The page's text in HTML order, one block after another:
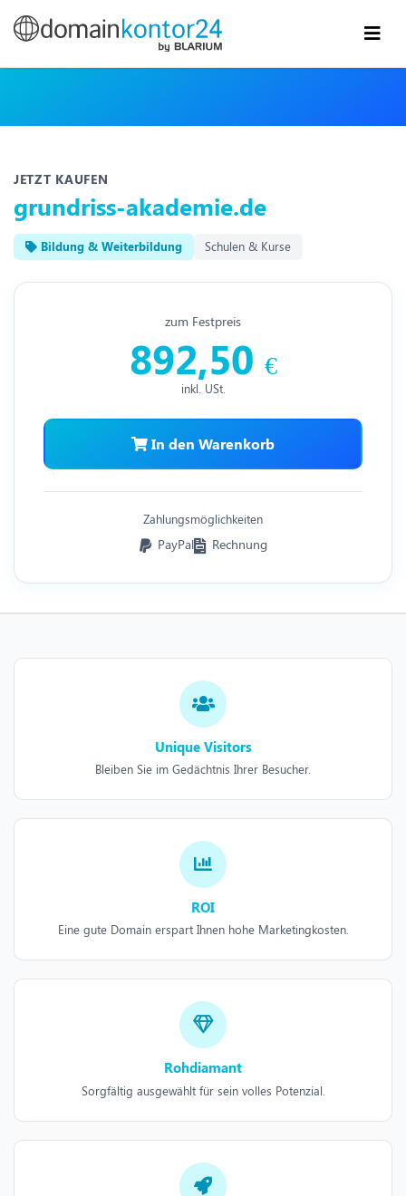
JETZT KAUFEN
grundriss-akademie.de
Bildung & Weiterbildung Schulen & Kurse
zum Festpreis
892,50 €
inkl. USt.
In den Warenkorb
Zahlungsmöglichkeiten
PayPal Rechnung
Unique Visitors
Bleiben Sie im Gedächtnis Ihrer Besucher.
ROI
Eine gute Domain erspart Ihnen hohe Marketingkosten.
Rohdiamant
Sorgfältig ausgewählt für sein volles Potenzial.